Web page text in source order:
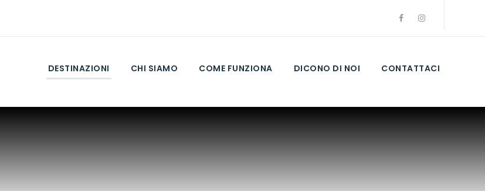
DESTINAZIONI CHI SIAMO COME FUNZIONA DICONO DI NOI CONTATTACI